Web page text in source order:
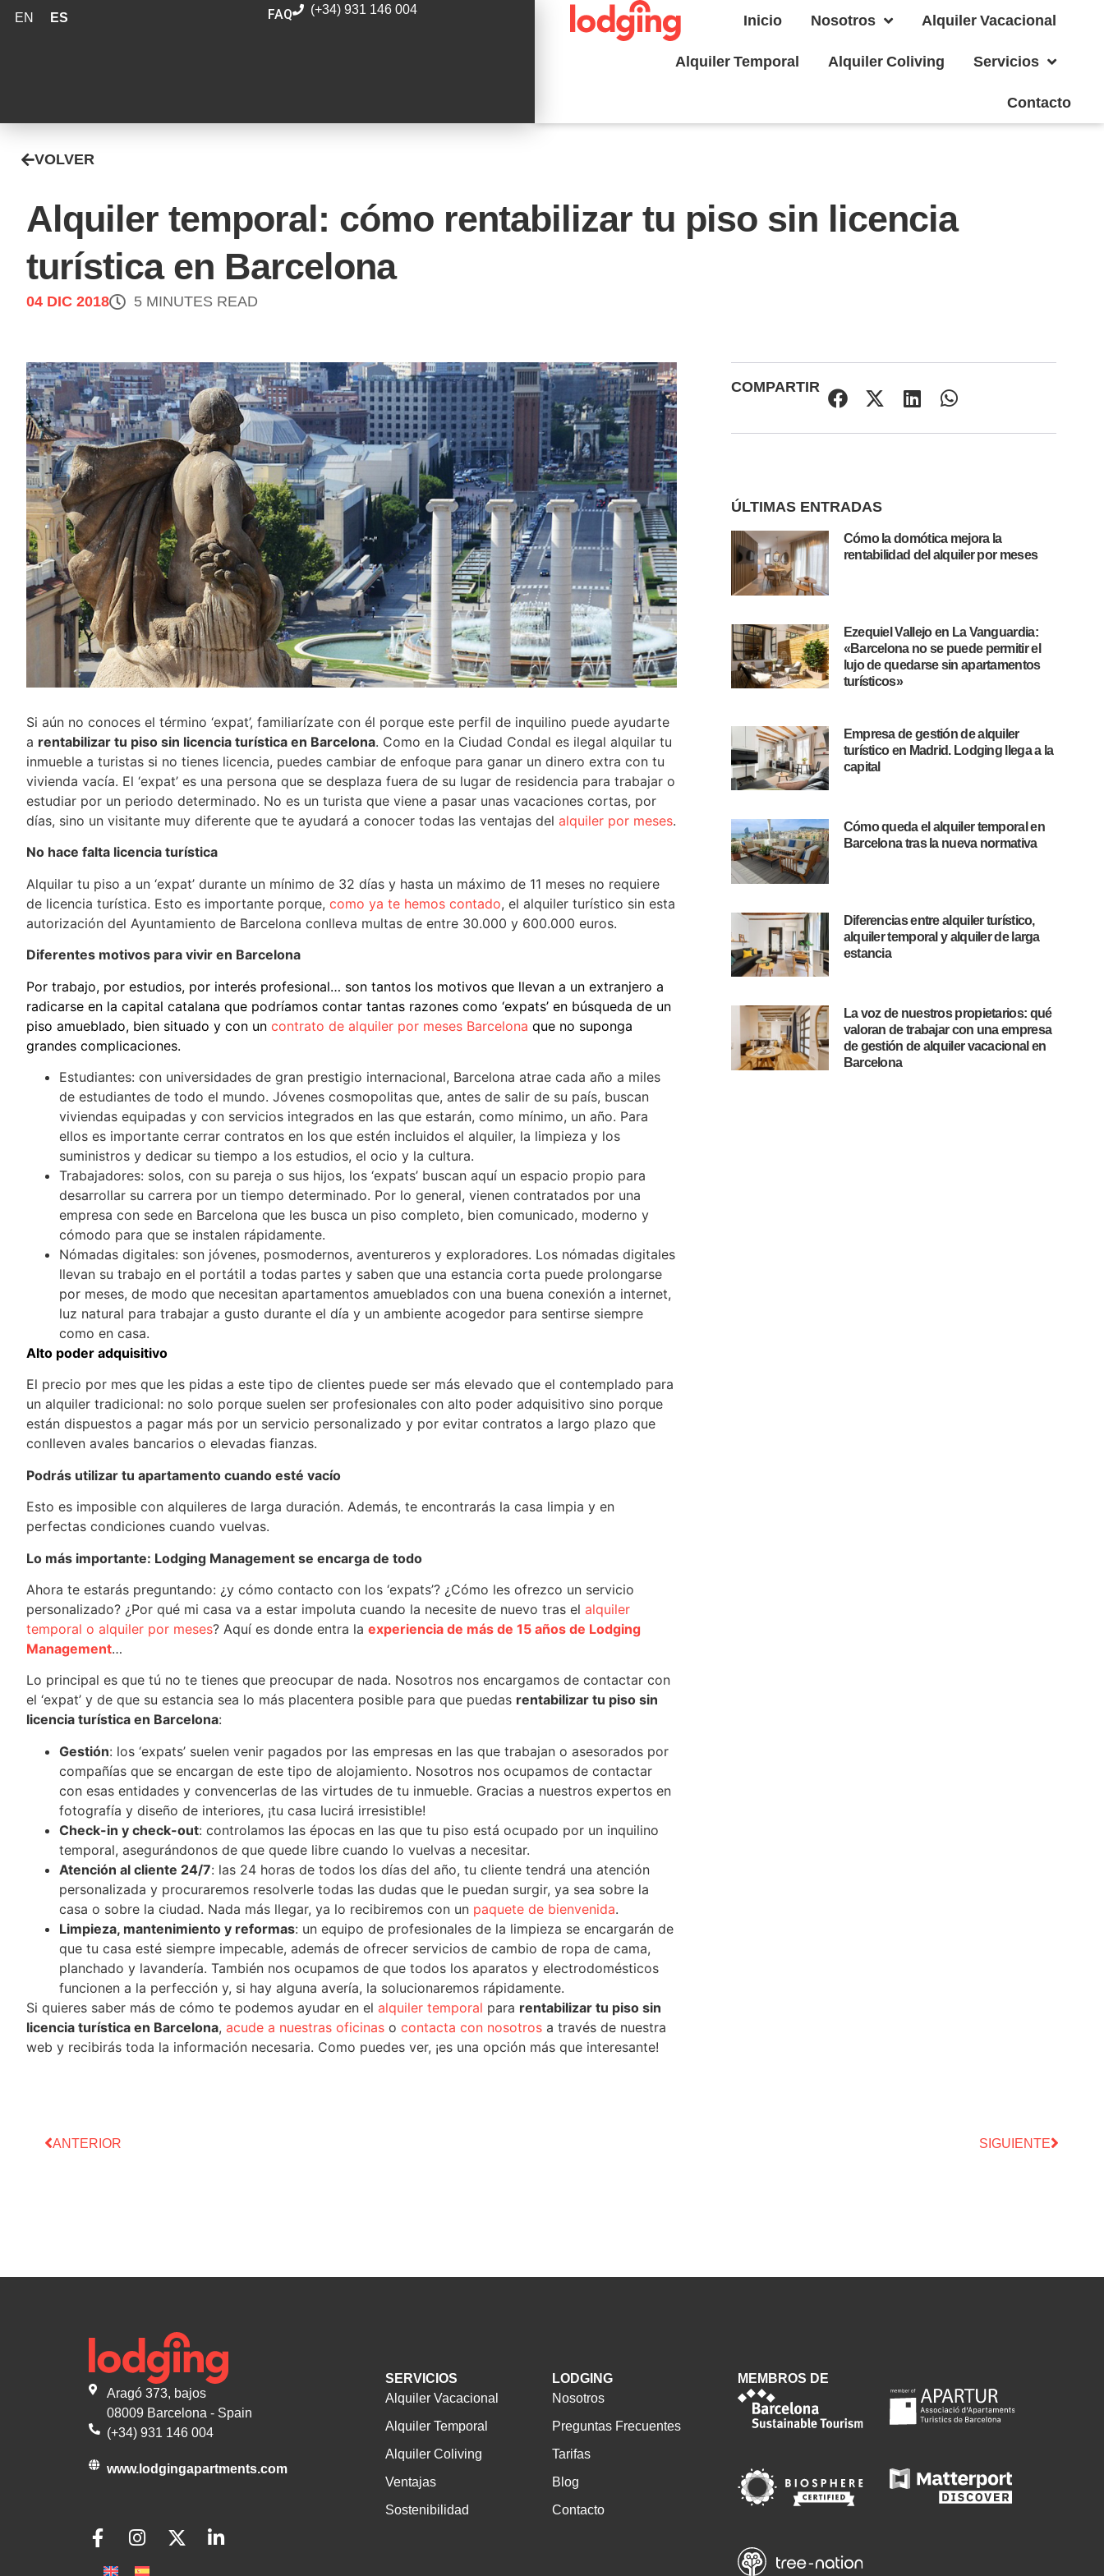
EN ES FAQ (+34) 931 146 004
Inicio Nosotros Alquiler Vacacional
Alquiler Temporal Alquiler Coliving Servicios
Contacto
VOLVER
Alquiler temporal: cómo rentabilizar tu piso sin licencia
turística en Barcelona
04 DIC 2018 5 MINUTES READ
Si aún no conoces el término ‘expat’, familiarízate con él porque este perfil de inquilino puede ayudarte
a rentabilizar tu piso sin licencia turística en Barcelona. Como en la Ciudad Condal es ilegal alquilar tu
inmueble a turistas si no tienes licencia, puedes cambiar de enfoque para ganar un dinero extra con tu
vivienda vacía. El ‘expat’ es una persona que se desplaza fuera de su lugar de residencia para trabajar o
estudiar por un periodo determinado. No es un turista que viene a pasar unas vacaciones cortas, por
días, sino un visitante muy diferente que te ayudará a conocer todas las ventajas del alquiler por meses.
No hace falta licencia turística
Alquilar tu piso a un ‘expat’ durante un mínimo de 32 días y hasta un máximo de 11 meses no requiere
de licencia turística. Esto es importante porque, como ya te hemos contado, el alquiler turístico sin esta
autorización del Ayuntamiento de Barcelona conlleva multas de entre 30.000 y 600.000 euros.
Diferentes motivos para vivir en Barcelona
Por trabajo, por estudios, por interés profesional… son tantos los motivos que llevan a un extranjero a
radicarse en la capital catalana que podríamos contar tantas razones como ‘expats’ en búsqueda de un
piso amueblado, bien situado y con un contrato de alquiler por meses Barcelona que no suponga
grandes complicaciones.
Estudiantes: con universidades de gran prestigio internacional, Barcelona atrae cada año a miles
de estudiantes de todo el mundo. Jóvenes cosmopolitas que, antes de salir de su país, buscan
viviendas equipadas y con servicios integrados en las que estarán, como mínimo, un año. Para
ellos es importante cerrar contratos en los que estén incluidos el alquiler, la limpieza y los
suministros y dedicar su tiempo a los estudios, el ocio y la cultura.
Trabajadores: solos, con su pareja o sus hijos, los ‘expats’ buscan aquí un espacio propio para
desarrollar su carrera por un tiempo determinado. Por lo general, vienen contratados por una
empresa con sede en Barcelona que les busca un piso completo, bien comunicado, moderno y
cómodo para que se instalen rápidamente.
Nómadas digitales: son jóvenes, posmodernos, aventureros y exploradores. Los nómadas digitales
llevan su trabajo en el portátil a todas partes y saben que una estancia corta puede prolongarse
por meses, de modo que necesitan apartamentos amueblados con una buena conexión a internet,
luz natural para trabajar a gusto durante el día y un ambiente acogedor para sentirse siempre
como en casa.
Alto poder adquisitivo
El precio por mes que les pidas a este tipo de clientes puede ser más elevado que el contemplado para
un alquiler tradicional: no solo porque suelen ser profesionales con alto poder adquisitivo sino porque
están dispuestos a pagar más por un servicio personalizado y por evitar contratos a largo plazo que
conlleven avales bancarios o elevadas fianzas.
Podrás utilizar tu apartamento cuando esté vacío
Esto es imposible con alquileres de larga duración. Además, te encontrarás la casa limpia y en
perfectas condiciones cuando vuelvas.
Lo más importante: Lodging Management se encarga de todo
Ahora te estarás preguntando: ¿y cómo contacto con los ‘expats’? ¿Cómo les ofrezco un servicio
personalizado? ¿Por qué mi casa va a estar impoluta cuando la necesite de nuevo tras el alquiler
temporal o alquiler por meses? Aquí es donde entra la experiencia de más de 15 años de Lodging
Management…
Lo principal es que tú no te tienes que preocupar de nada. Nosotros nos encargamos de contactar con
el ‘expat’ y de que su estancia sea lo más placentera posible para que puedas rentabilizar tu piso sin
licencia turística en Barcelona:
Gestión: los ‘expats’ suelen venir pagados por las empresas en las que trabajan o asesorados por
compañías que se encargan de este tipo de alojamiento. Nosotros nos ocupamos de contactar
con esas entidades y convencerlas de las virtudes de tu inmueble. Gracias a nuestros expertos en
fotografía y diseño de interiores, ¡tu casa lucirá irresistible!
Check-in y check-out: controlamos las épocas en las que tu piso está ocupado por un inquilino
temporal, asegurándonos de que quede libre cuando lo vuelvas a necesitar.
Atención al cliente 24/7: las 24 horas de todos los días del año, tu cliente tendrá una atención
personalizada y procuraremos resolverle todas las dudas que le puedan surgir, ya sea sobre la
casa o sobre la ciudad. Nada más llegar, ya lo recibiremos con un paquete de bienvenida.
Limpieza, mantenimiento y reformas: un equipo de profesionales de la limpieza se encargarán de
que tu casa esté siempre impecable, además de ofrecer servicios de cambio de ropa de cama,
planchado y lavandería. También nos ocupamos de que todos los aparatos y electrodomésticos
funcionen a la perfección y, si hay alguna avería, la solucionaremos rápidamente.
Si quieres saber más de cómo te podemos ayudar en el alquiler temporal para rentabilizar tu piso sin
licencia turística en Barcelona, acude a nuestras oficinas o contacta con nosotros a través de nuestra
web y recibirás toda la información necesaria. Como puedes ver, ¡es una opción más que interesante!
COMPARTIR
ÚLTIMAS ENTRADAS
Cómo la domótica mejora la
rentabilidad del alquiler por meses
Ezequiel Vallejo en La Vanguardia:
«Barcelona no se puede permitir el
lujo de quedarse sin apartamentos
turísticos»
Empresa de gestión de alquiler
turístico en Madrid. Lodging llega a la
capital
Cómo queda el alquiler temporal en
Barcelona tras la nueva normativa
Diferencias entre alquiler turístico,
alquiler temporal y alquiler de larga
estancia
La voz de nuestros propietarios: qué
valoran de trabajar con una empresa
de gestión de alquiler vacacional en
Barcelona
ANTERIOR SIGUIENTE
Aragó 373, bajos
08009 Barcelona - Spain
(+34) 931 146 004
www.lodgingapartments.com
SERVICIOS
Alquiler Vacacional
Alquiler Temporal
Alquiler Coliving
Ventajas
Sostenibilidad
LODGING
Nosotros
Preguntas Frecuentes
Tarifas
Blog
Contacto
MEMBROS DE